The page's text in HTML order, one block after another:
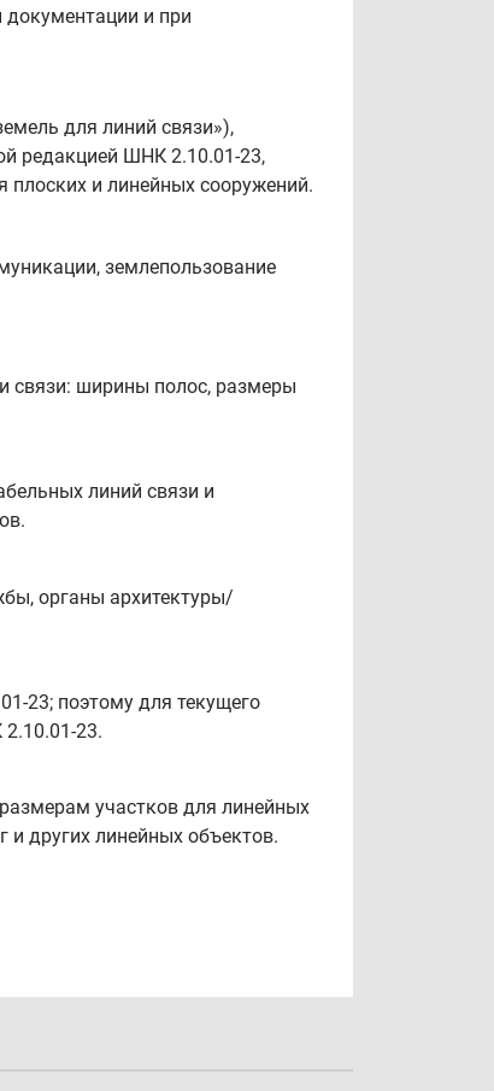
и при
для линий связи»),
редакцией ШНК 2.10.01-23,
плоских и линейных сооружений.
землепользование
связи: ширины полос, размеры
линий связи и
органы архитектуры/
23; поэтому для текущего
23.
участков для линейных
других линейных объектов.